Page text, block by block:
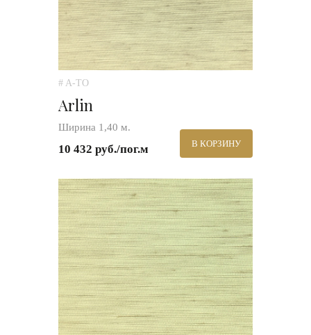
# A-TO
Arlin
Ширина 1,40 м.
10 432 руб./пог.м В КОРЗИНУ